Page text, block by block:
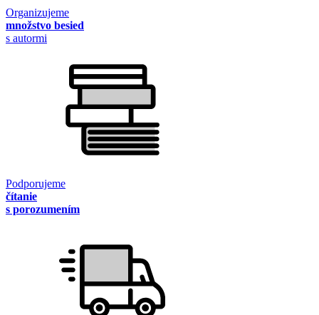
Organizujeme
množstvo besied
s autormi
Podporujeme
čítanie
s porozumením